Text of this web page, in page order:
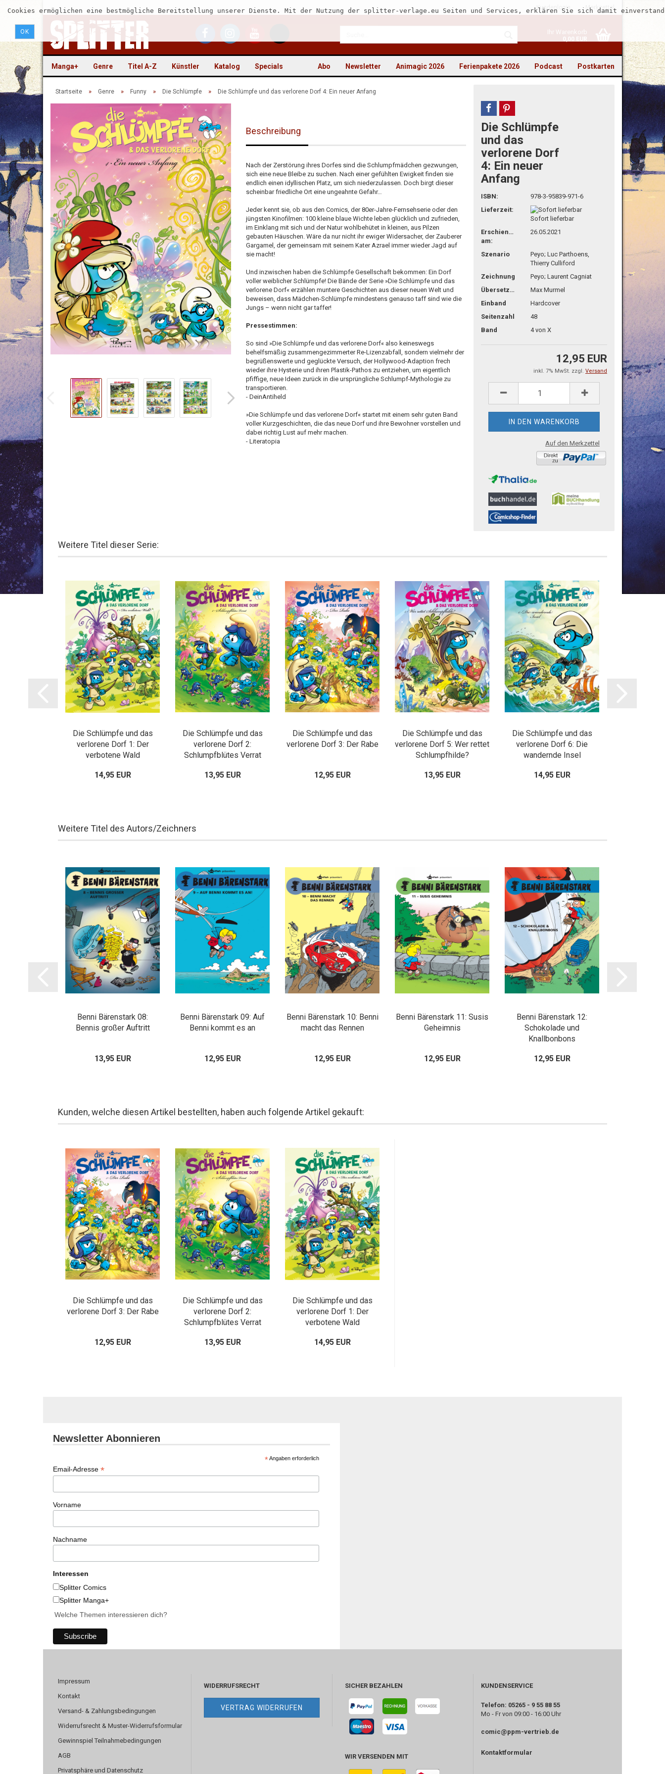
Kundenlogin
Passwort vergessen?
Merkzettel
Ihr Warenkorb
0,00 EUR
Cookies ermöglichen eine bestmögliche Bereitstellung unserer Dienste. Mit der Nutzung der splitter-verlage.eu Seiten und Services, erklären Sie sich damit
OK
Manga+ Genre Titel A-Z Künstler Katalog Specials Postkarten
Podcast
Ferienpakete 2026
Animagic 2026
Newsletter
Abo
Startseite » Genre » Funny » Die Schlümpfe » Die Schlümpfe und das verlorene Dorf 4: Ein neuer Anfang
Beschreibung
Nach der Zerstörung ihres Dorfes sind die Schlumpfmädchen gezwungen,
sich eine neue Bleibe zu suchen. Nach einer gefühlten Ewigkeit finden sie
endlich einen idyllischen Platz, um sich niederzulassen. Doch birgt dieser
scheinbar friedliche Ort eine ungeahnte Gefahr…
Jeder kennt sie, ob aus den Comics, der 80er-Jahre-Fernsehserie oder den
jüngsten Kinofilmen: 100 kleine blaue Wichte leben glücklich und zufrieden,
im Einklang mit sich und der Natur wohlbehütet in kleinen, aus Pilzen
gebauten Häuschen. Wäre da nur nicht ihr ewiger Widersacher, der Zauberer
Gargamel, der gemeinsam mit seinem Kater Azrael immer wieder Jagd auf
sie macht!
Und inzwischen haben die Schlümpfe Gesellschaft bekommen: Ein Dorf
voller weiblicher Schlümpfe! Die Bände der Serie »Die Schlümpfe und das
verlorene Dorf« erzählen muntere Geschichten aus dieser neuen Welt und
beweisen, dass Mädchen-Schlümpfe mindestens genauso taff sind wie die
Jungs – wenn nicht gar taffer!
Pressestimmen:
So sind »Die Schlümpfe und das verlorene Dorf« also keineswegs
behelfsmäßig zusammengezimmerter Re-Lizenzabfall, sondern vielmehr der
begrüßenswerte und geglückte Versuch, der Hollywood-Adaption frech
wieder ihre Hysterie und ihren Plastik-Pathos zu entziehen, um eigentlich
pfiffige, neue Ideen zurück in die ursprüngliche Schlumpf-Mythologie zu
transportieren.
- DeinAntiheld
»Die Schlümpfe und das verlorene Dorf« startet mit einem sehr guten Band
voller Kurzgeschichten, die das neue Dorf und ihre Bewohner vorstellen und
dabei richtig Lust auf mehr machen.
- Literatopia
teilen pin it
Die Schlümpfe
und das
verlorene Dorf
4: Ein neuer
Anfang
ISBN:
978-3-95839-971-6
Lieferzeit:
Sofort lieferbar
Erschienen
am:
26.05.2021
Szenario
Peyo; Luc Parthoens,
Thierry Culliford
Zeichnung
Peyo; Laurent Cagniat
Übersetzg.
Max Murmel
Einband
Hardcover
Seitenzahl
48
Band
4 von X
12,95 EUR
inkl. 7% MwSt. zzgl. Versand
Auf den Merkzettel
Weitere Titel dieser Serie:
Die Schlümpfe und das
verlorene Dorf 1: Der
verbotene Wald
14,95 EUR
Die Schlümpfe und das
verlorene Dorf 2:
Schlumpfblütes Verrat
13,95 EUR
Die Schlümpfe und das
verlorene Dorf 3: Der Rabe
12,95 EUR
Die Schlümpfe und das
verlorene Dorf 5: Wer rettet
Schlumpfhilde?
13,95 EUR
Die Schlümpfe und das
verlorene Dorf 6: Die
wandernde Insel
14,95 EUR
Weitere Titel des Autors/Zeichners
Benni Bärenstark 08:
Bennis großer Auftritt
13,95 EUR
Benni Bärenstark 09: Auf
Benni kommt es an
12,95 EUR
Benni Bärenstark 10: Benni
macht das Rennen
12,95 EUR
Benni Bärenstark 11: Susis
Geheimnis
12,95 EUR
Benni Bärenstark 12:
Schokolade und
Knallbonbons
12,95 EUR
Kunden, welche diesen Artikel bestellten, haben auch folgende Artikel gekauft:
Die Schlümpfe und das
verlorene Dorf 3: Der Rabe
12,95 EUR
Die Schlümpfe und das
verlorene Dorf 2:
Schlumpfblütes Verrat
13,95 EUR
Die Schlümpfe und das
verlorene Dorf 1: Der
verbotene Wald
14,95 EUR
Newsletter Abonnieren
*Angaben erforderlich
Email-Adresse *
Vorname
Nachname
Interessen
Splitter Comics
Splitter Manga+
Welche Themen interessieren dich?
Impressum
Kontakt
Versand- & Zahlungsbedingungen
Widerrufsrecht & Muster-Widerrufsformular
Gewinnspiel Teilnahmebedingungen
AGB
Privatsphäre und Datenschutz
WIDERRUFSRECHT
VERTRAG WIDERRUFEN
SICHER BEZAHLEN
WIR VERSENDEN MIT
KUNDENSERVICE
Telefon: 05265 - 9 55 88 55
Mo - Fr von 09:00 - 16:00 Uhr
comic@ppm-vertrieb.de
Kontaktformular